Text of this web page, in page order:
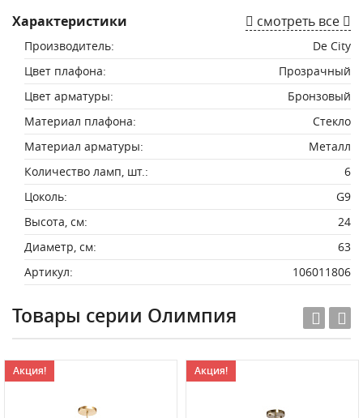
Характеристики смотреть все
Производитель:
De City
Цвет плафона:
Прозрачный
Цвет арматуры:
Бронзовый
Материал плафона:
Стекло
Материал арматуры:
Металл
Количество ламп, шт.:
6
Цоколь:
G9
Высота, см:
24
Диаметр, см:
63
Артикул:
106011806
Товары серии Олимпия
Акция! Акция!